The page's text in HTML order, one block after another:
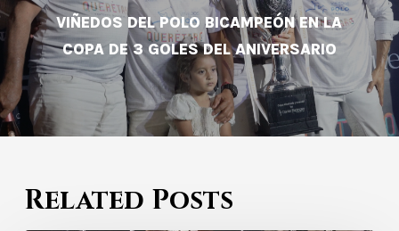
VIÑEDOS DEL POLO BICAMPEÓN EN LA
COPA DE 3 GOLES DEL ANIVERSARIO
Related Posts